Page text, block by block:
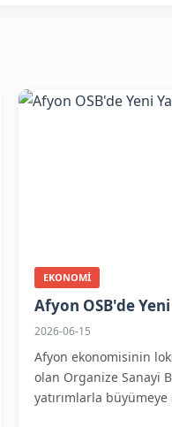
EKONOMI
Afyon OSB'de
2026-06-15
Afyon ekonomisinin
olan Organize Sanayi
yatırımlarla